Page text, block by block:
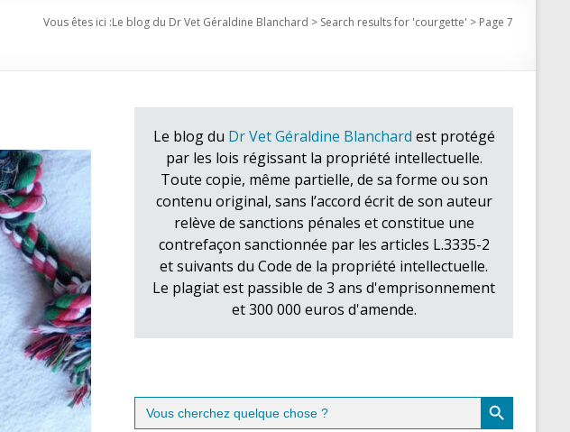
Vous êtes ici :Le blog du Dr Vet Géraldine Blanchard > Search results for 'courgette' > Page 7
Le blog du Dr Vet Géraldine Blanchard est protégé
par les lois régissant la propriété intellectuelle.
Toute copie, même partielle, de sa forme ou son
contenu original, sans l’accord écrit de son auteur
relève de sanctions pénales et constitue une
contrefaçon sanctionnée par les articles L.3335-2
et suivants du Code de la propriété intellectuelle.
Le plagiat est passible de 3 ans d'emprisonnement
et 300 000 euros d'amende.
Search
for:
Search Button